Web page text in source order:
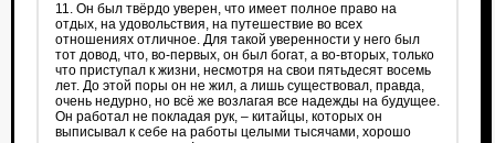
11. Он был твёрдо уверен, что имеет полное право на
отдых, на удовольствия, на путешествие во всех
отношениях отличное. Для такой уверенности у него был
тот довод, что, во‑первых, он был богат, а во‑вторых, только
что приступал к жизни, несмотря на свои пятьдесят восемь
лет. До этой поры он не жил, а лишь существовал, правда,
очень недурно, но всё же возлагая все надежды на будущее.
Он работал не покладая рук, – китайцы, которых он
выписывал к себе на работы целыми тысячами, хорошо